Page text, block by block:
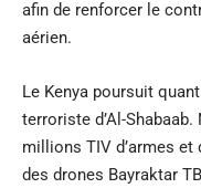
afin de renforcer le
aérien.
Le Kenya poursuit
terroriste d’Al-
millions TIV d’armes
des drones Bayraktar